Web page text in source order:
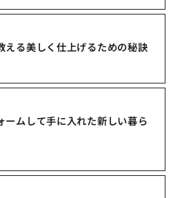
える美しく仕上げるための秘訣
ームして手に入れた新しい暮ら